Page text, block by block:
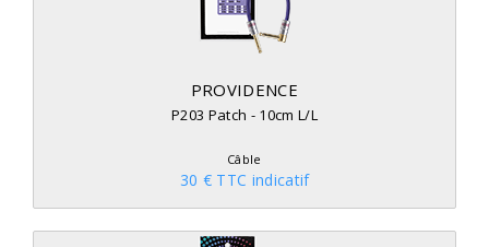
PROVIDENCE
P203 Patch - 10cm L/L
Câble
30 € TTC indicatif